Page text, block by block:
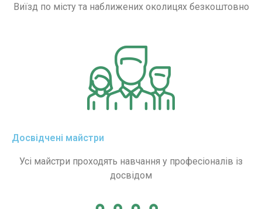
Виїзд по місту та наближених околицях безкоштовно
Досвідчені майстри
Усі майстри проходять навчання у професіоналів із
досвідом